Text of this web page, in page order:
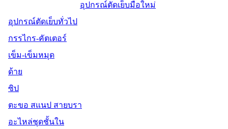
อุปกรณ์ตัดเย็บมือใหม่
อุปกรณ์ตัดเย็บทั่วไป
กรรไกร-คัตเตอร์
เข็ม-เข็มหมุด
ด้าย
ซิป
ตะขอ สแนป สายบรา
อะไหล่ชุดชั้นใน